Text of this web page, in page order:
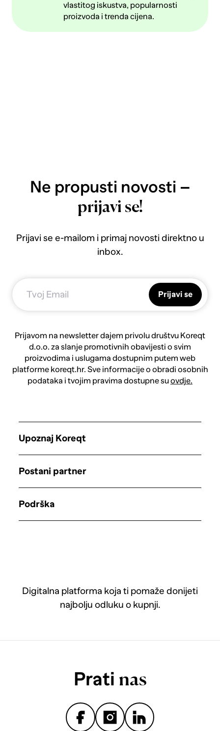
vlastitog iskustva, popularnosti
proizvoda i trenda cijena.
Ne propusti novosti –
prijavi se!
Prijavi se e-mailom i primaj novosti direktno u
inbox.
Prijavi se
Prijavom na newsletter dajem privolu društvu Koreqt
d.o.o. za slanje promotivnih obavijesti o svim
proizvodima i uslugama dostupnim putem web
platforme koreqt.hr. Sve informacije o obradi osobnih
podataka i tvojim pravima dostupne suovdje.
Digitalna platforma koja ti pomaže donijeti
najbolju odluku o kupnji.
Upoznaj Koreqt
Postani partner
Podrška
Prati nas